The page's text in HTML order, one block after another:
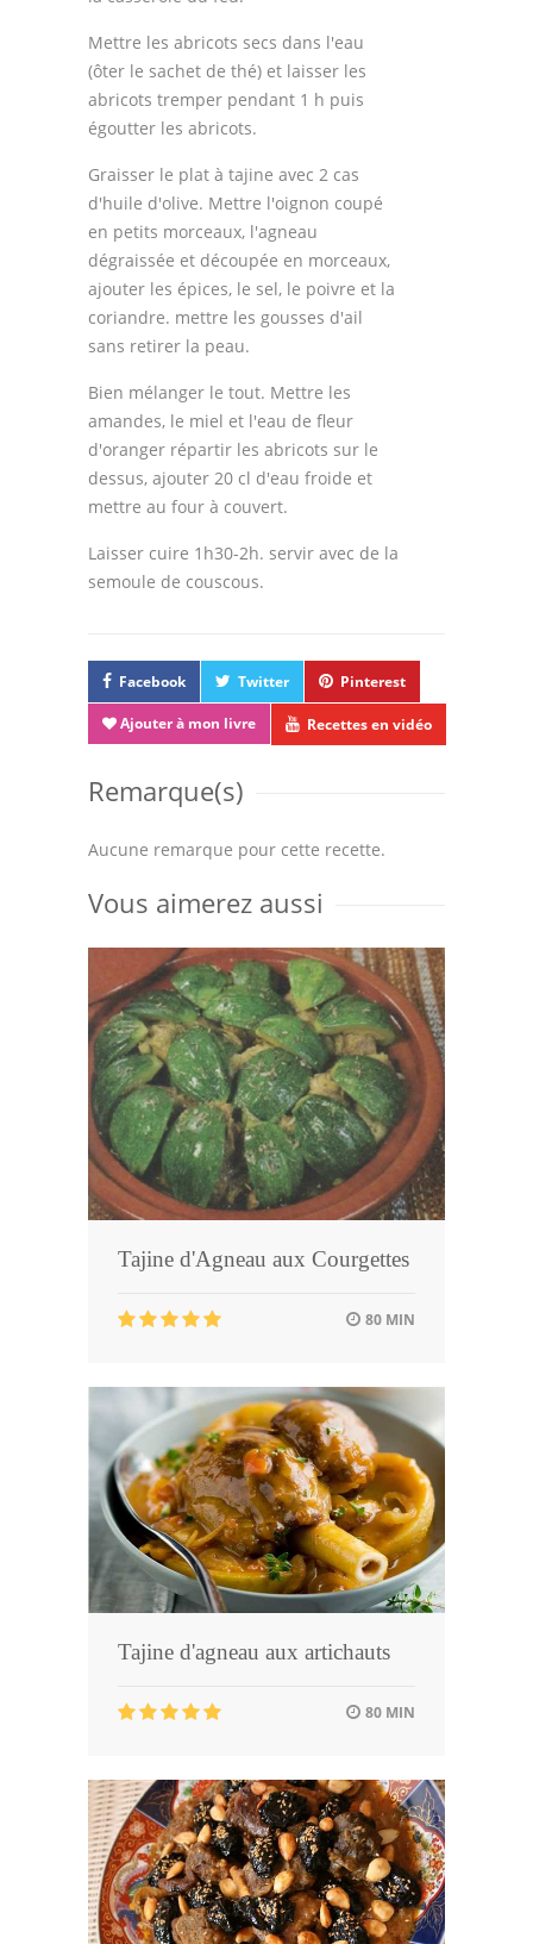
Mettre les abricots secs dans l'eau
(ôter le sachet de thé) et laisser les
abricots tremper pendant 1 h puis
égoutter les abricots.
Graisser le plat à tajine avec 2 cas
d'huile d'olive. Mettre l'oignon coupé
en petits morceaux, l'agneau
dégraissée et découpée en morceaux,
ajouter les épices, le sel, le poivre et la
coriandre. mettre les gousses d'ail
sans retirer la peau.
Bien mélanger le tout. Mettre les
amandes, le miel et l'eau de fleur
d'oranger répartir les abricots sur le
dessus, ajouter 20 cl d'eau froide et
mettre au four à couvert.
Laisser cuire 1h30-2h. servir avec de la
semoule de couscous.
Facebook Twitter Pinterest
Ajouter à mon livre Recettes en vidéo
Remarque(s)
Aucune remarque pour cette recette.
Vous aimerez aussi
Tajine d'Agneau aux Courgettes
80 MIN
Tajine d'agneau aux artichauts
80 MIN